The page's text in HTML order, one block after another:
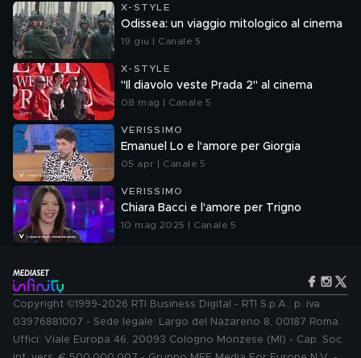
X-STYLE
Odissea: un viaggio mitologico al cinema
19 giu | Canale 5
X-STYLE
"Il diavolo veste Prada 2" al cinema
08 mag | Canale 5
VERISSIMO
Emanuel Lo e l'amore per Giorgia
05 apr | Canale 5
VERISSIMO
Chiara Bacci e l'amore per Trigno
10 mag 2025 | Canale 5
Copyright ©1999-2026 RTI Business Digital - RTI S.p.A.: p. iva
03976881007 - Sede legale: Largo del Nazareno 8, 00187 Roma.
Uffici: Viale Europa 46, 20093 Cologno Monzese (MI) - Cap. Soc.